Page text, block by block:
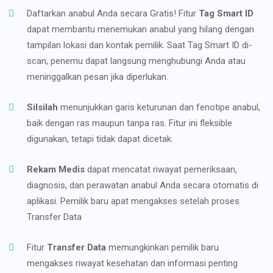
Daftarkan anabul Anda secara Gratis! Fitur Tag Smart ID
dapat membantu menemukan anabul yang hilang dengan
tampilan lokasi dan kontak pemilik. Saat Tag Smart ID di-
scan, penemu dapat langsung menghubungi Anda atau
meninggalkan pesan jika diperlukan.
Silsilah menunjukkan garis keturunan dan fenotipe anabul,
baik dengan ras maupun tanpa ras. Fitur ini fleksible
digunakan, tetapi tidak dapat dicetak.
Rekam Medis dapat mencatat riwayat pemeriksaan,
diagnosis, dan perawatan anabul Anda secara otomatis di
aplikasi. Pemilik baru apat mengakses setelah proses
Transfer Data
Fitur Transfer Data memungkinkan pemilik baru
mengakses riwayat kesehatan dan informasi penting